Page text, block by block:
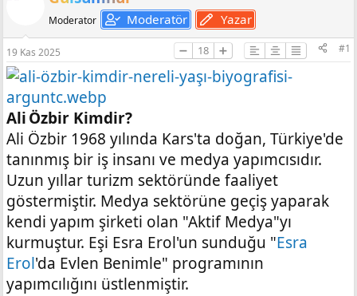
y
a
ş
l
a
t
a
n
n
g
t
a
r
i
h
i
l
a
ü
l
e
m
l
e
r
Moderator Moderatör Yazar
19 Kas 2025 ➖ 18 ➕ #1
Ali Özbir Kimdir?
Ali Özbir 1968 yılında Kars'ta doğan, Türkiye'de
tanınmış bir iş insanı ve medya yapımcısıdır.
Uzun yıllar turizm sektöründe faaliyet
göstermiştir. Medya sektörüne geçiş yaparak
kendi yapım şirketi olan "Aktif Medya"yı
kurmuştur. Eşi Esra Erol'un sunduğu "Esra
Erol'da Evlen Benimle" programının
yapımcılığını üstlenmiştir.